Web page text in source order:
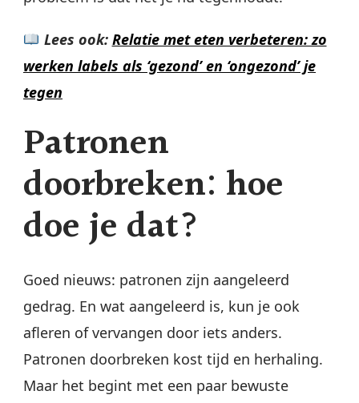
Lees ook: Relatie met eten verbeteren: zo
werken labels als ‘gezond’ en ‘ongezond’ je
tegen
Patronen
doorbreken: hoe
doe je dat?
Goed nieuws: patronen zijn aangeleerd
gedrag. En wat aangeleerd is, kun je ook
afleren of vervangen door iets anders.
Patronen doorbreken kost tijd en herhaling.
Maar het begint met een paar bewuste